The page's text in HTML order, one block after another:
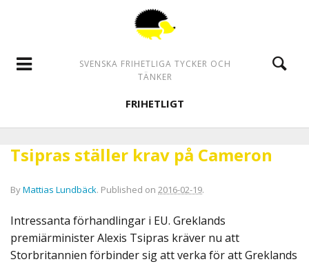
SVENSKA FRIHETLIGA TYCKER OCH
TÄNKER
FRIHETLIGT
Tsipras ställer krav på Cameron
ByMattias Lundbäck. Published on 2016-02-19.
Intressanta förhandlingar i EU. Greklands
premiärminister Alexis Tsipras kräver nu att
Storbritannien förbinder sig att verka för att Greklands